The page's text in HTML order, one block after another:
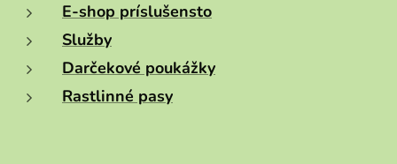
E-shop príslušensto
Služby
Darčekové poukážky
Rastlinné pasy